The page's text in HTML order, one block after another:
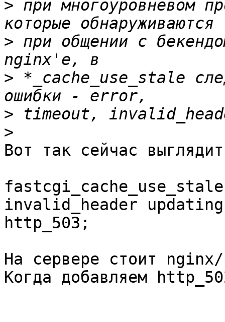
> при многоуровневом
> при общении с
> *_cache_use_stale
>
>
Вот так сейчас
invalid_header
http_503;
На сервере стоит
Когда добавляем